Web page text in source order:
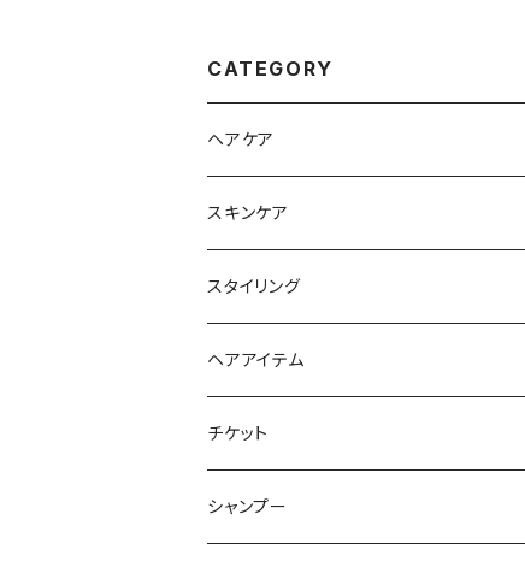
CATEGORY
ヘアケア
シャンプー
トリートメント
ヘアオイル
スキンケア
スタイリング
ヘアアイテム
チケット
シャンプー